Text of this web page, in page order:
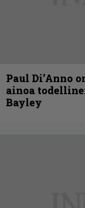
Paul Di’Anno
ainoa
Bayley